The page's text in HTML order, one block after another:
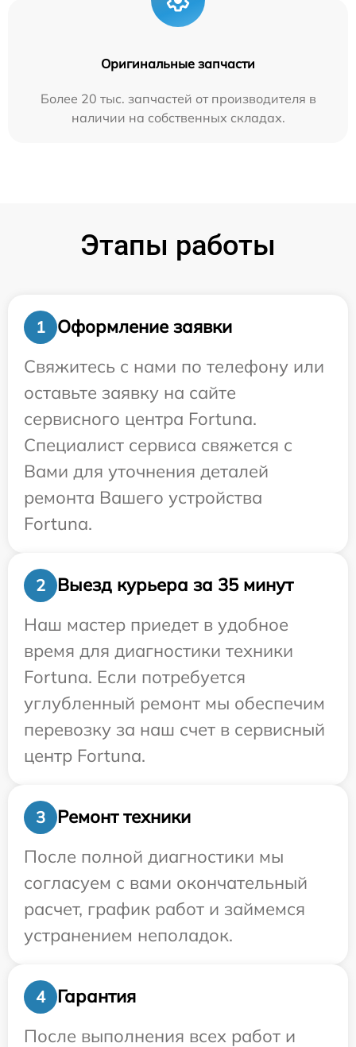
Оригинальные запчасти
Более 20 тыс. запчастей от производителя в
наличии на собственных складах.
Этапы работы
1
Оформление заявки
Свяжитесь с нами по телефону или
оставьте заявку на сайте
сервисного центра Fortuna.
Специалист сервиса свяжется с
Вами для уточнения деталей
ремонта Вашего устройства
Fortuna.
2
Выезд курьера за 35 минут
Наш мастер приедет в удобное
время для диагностики техники
Fortuna. Если потребуется
углубленный ремонт мы обеспечим
перевозку за наш счет в сервисный
центр Fortuna.
3
Ремонт техники
После полной диагностики мы
согласуем с вами окончательный
расчет, график работ и займемся
устранением неполадок.
4
Гарантия
После выполнения всех работ и